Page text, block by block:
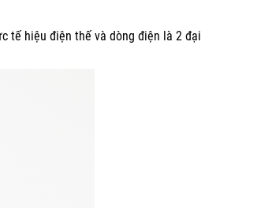
tế hiệu điện thế và dòng điện là 2 đại